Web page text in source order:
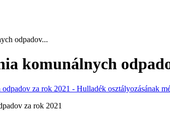
odpadov...
komunálnych
za rok 2021